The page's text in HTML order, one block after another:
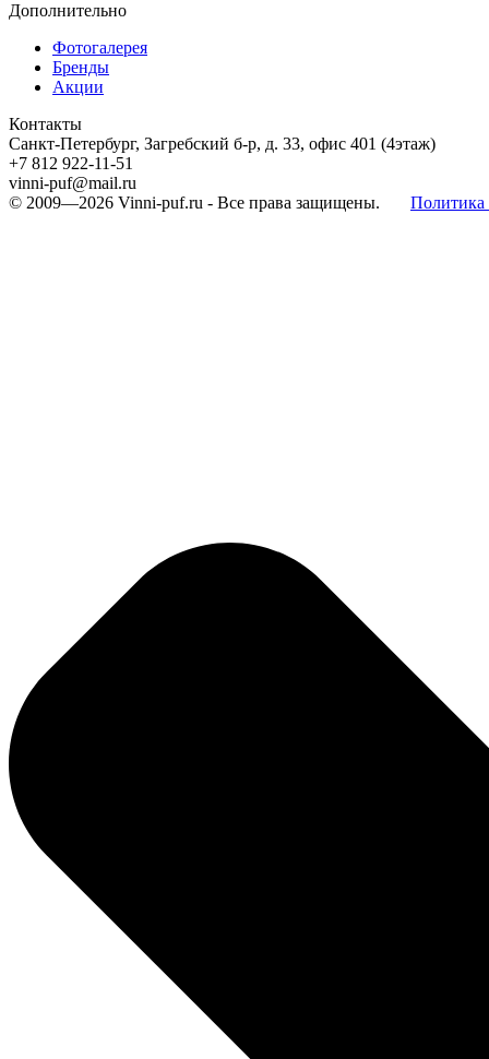
Дополнительно
Фотогалерея
Бренды
Акции
Контакты
Санкт-Петербург, Загребский б-р, д. 33, офис 401 (4этаж)
+7 812 922-11-51
vinni-puf@mail.ru
© 2009—2026 Vinni-puf.ru - Все права защищены. Политика